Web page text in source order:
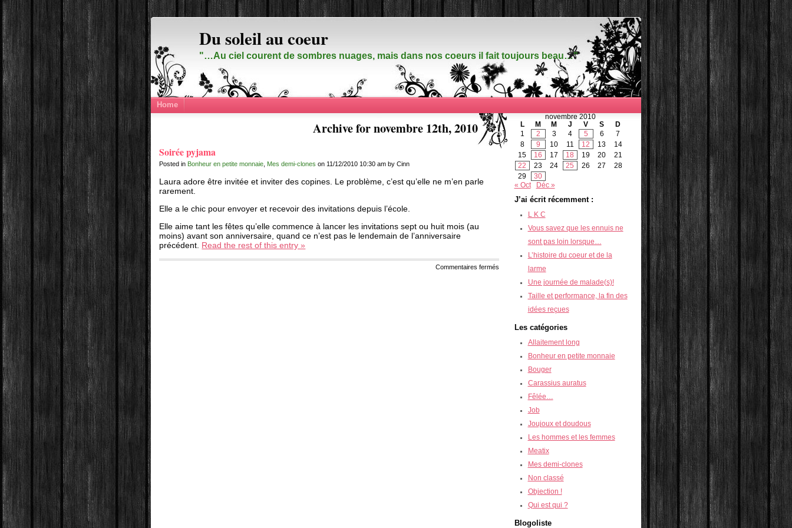
Du soleil au coeur
"…Au ciel courent de sombres nuages, mais dans nos coeurs il fait toujours beau…"
Home
Archive for novembre 12th, 2010
Soirée pyjama
Posted in Bonheur en petite monnaie Mes demi-clones on 11/12/2010 10:30 am by Cinn
Laura adore être invitée et inviter des copines. Le problème, c’est qu’elle ne m’en parle
rarement.
Elle a le chic pour envoyer et recevoir des invitations depuis l’école.
Elle aime tant les fêtes qu’elle commence à lancer les invitations sept ou huit mois (au
moins) avant son anniversaire, quand ce n’est pas le lendemain de l’anniversaire
précédent. Read the rest of this entry »
Commentaires ferméssur
novembre 2010
L
M M J V S
D
1
2 3 4 5 6
7
8
9 10 11 12 13
14
15
16 17 18 19 20
21
22
23 24 25 26 27
28
29
30
« Oct
Déc »
J’ai écrit récemment :
L K C
Vous savez que les ennuis ne
sont pas loin lorsque…
L’histoire du coeur et de la
larme
Une journée de malade(s)!
Taille et performance, la fin des
idées reçues
Les catégories
Allaitement long
Bonheur en petite monnaie
Bouger
Carassius auratus
Fêlée…
Job
Joujoux et doudous
Les hommes et les femmes
Meatix
Mes demi-clones
Non classé
Objection !
Qui est qui ?
Blogoliste